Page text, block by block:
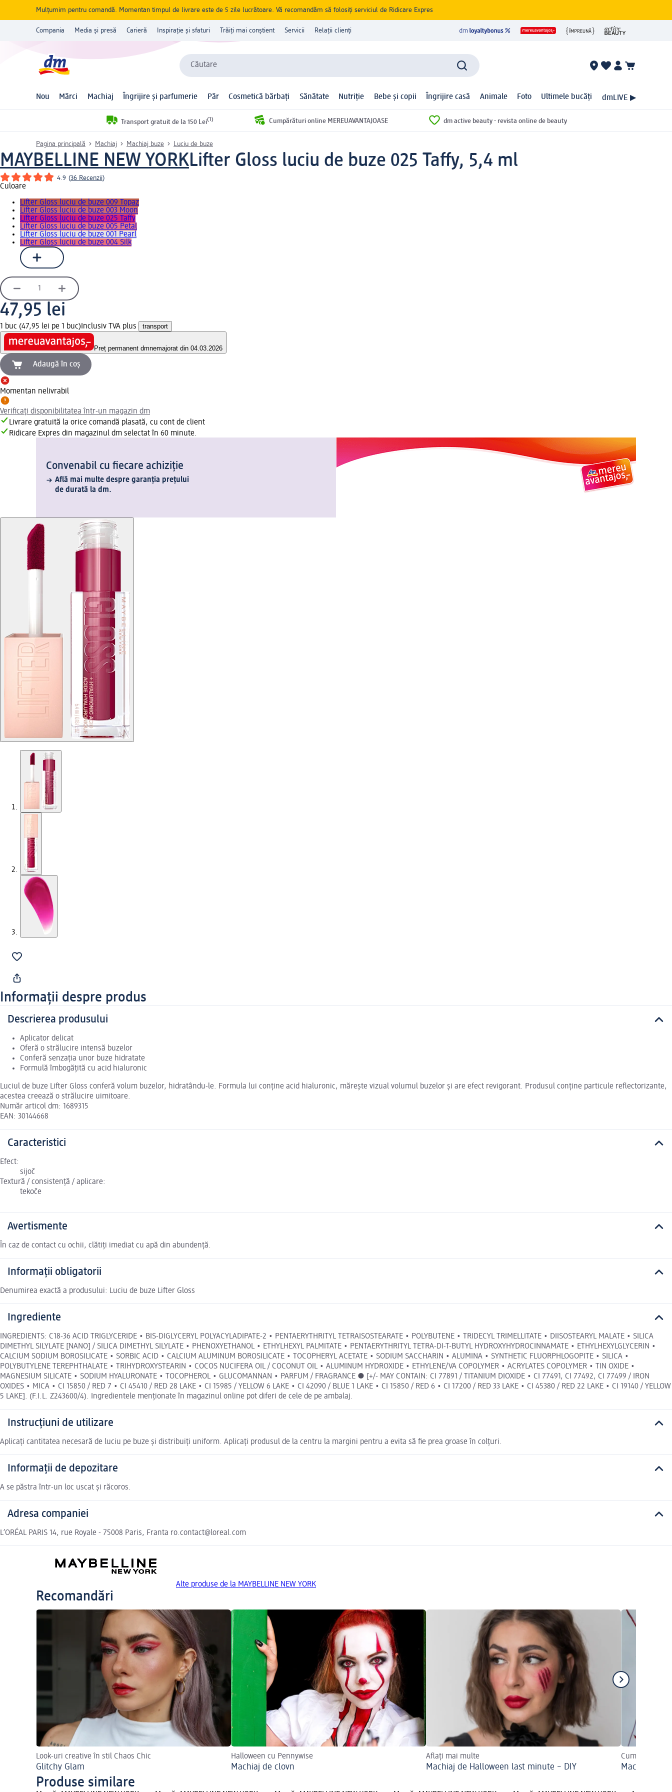
Mulțumim pentru comandă. Momentan timpul de livrare este de 5 zile lucrătoare. Vă recomandăm să folosiți serviciul de Ridicare Expres
Compania Media și presă Carieră Inspirație și sfaturi Trăiți mai conștient Servicii Relații clienți
Căutare
Nou Mărci Machiaj Îngrijire și parfumerie Păr Cosmetică bărbați Sănătate Nutriție Bebe și copii Îngrijire casă Animale Foto Ultimele bucăți dmLIVE ▶
Transport gratuit de la 150 Lei(1) Cumpărături online MEREUAVANTAJOASE dm active beauty - revista online de beauty
Pagina principală Machiaj Machiaj buze Luciu de buze
MAYBELLINE NEW YORKLifter Gloss luciu de buze 025 Taffy, 5,4 ml
4.9 (36 Recenzii)
Culoare
Lifter Gloss luciu de buze 009 Topaz
Lifter Gloss luciu de buze 003 Moon
Lifter Gloss luciu de buze 025 Taffy
Lifter Gloss luciu de buze 005 Petal
Lifter Gloss luciu de buze 001 Pearl
Lifter Gloss luciu de buze 004 Silk
47,95 lei
1 buc (47,95 lei pe 1 buc) Inclusiv TVA plus transport
Preț permanent dmnemajorat din 04.03.2026
Adaugă în coș
Momentan nelivrabil
Verificați disponibilitatea într-un magazin dm
Livrare gratuită la orice comandă plasată, cu cont de client
Ridicare Expres din magazinul dm selectat în 60 minute.
Convenabil cu fiecare achiziție
Află mai multe despre garanția prețului
de durată la dm.
Informații despre produs
Descrierea produsului
Aplicator delicat
Oferă o strălucire intensă buzelor
Conferă senzația unor buze hidratate
Formulă îmbogățită cu acid hialuronic
Luciul de buze Lifter Gloss conferă volum buzelor, hidratându-le. Formula lui conține acid hialuronic, mărește vizual volumul buzelor și are efect revigorant. Produsul conține particule reflectorizante,
acestea creează o strălucire uimitoare.
Număr articol dm: 1689315
EAN: 30144668
Caracteristici
Efect:
sijoč
Textură / consistență / aplicare:
tekoče
Avertismente
În caz de contact cu ochii, clătiți imediat cu apă din abundență.
Informații obligatorii
Denumirea exactă a produsului: Luciu de buze Lifter Gloss
Ingrediente
INGREDIENTS: C18-36 ACID TRIGLYCERIDE • BIS-DIGLYCERYL POLYACYLADIPATE-2 • PENTAERYTHRITYL TETRAISOSTEARATE • POLYBUTENE • TRIDECYL TRIMELLITATE • DIISOSTEARYL MALATE • SILICA
DIMETHYL SILYLATE [NANO] / SILICA DIMETHYL SILYLATE • PHENOXYETHANOL • ETHYLHEXYL PALMITATE • PENTAERYTHRITYL TETRA-DI-T-BUTYL HYDROXYHYDROCINNAMATE • ETHYLHEXYLGLYCERIN •
CALCIUM SODIUM BOROSILICATE • SORBIC ACID • CALCIUM ALUMINUM BOROSILICATE • TOCOPHERYL ACETATE • SODIUM SACCHARIN • ALUMINA • SYNTHETIC FLUORPHLOGOPITE • SILICA •
POLYBUTYLENE TEREPHTHALATE • TRIHYDROXYSTEARIN • COCOS NUCIFERA OIL / COCONUT OIL • ALUMINUM HYDROXIDE • ETHYLENE/VA COPOLYMER • ACRYLATES COPOLYMER • TIN OXIDE •
MAGNESIUM SILICATE • SODIUM HYALURONATE • TOCOPHEROL • GLUCOMANNAN • PARFUM / FRAGRANCE ● [+/- MAY CONTAIN: CI 77891 / TITANIUM DIOXIDE • CI 77491, CI 77492, CI 77499 / IRON
OXIDES • MICA • CI 15850 / RED 7 • CI 45410 / RED 28 LAKE • CI 15985 / YELLOW 6 LAKE • CI 42090 / BLUE 1 LAKE • CI 15850 / RED 6 • CI 17200 / RED 33 LAKE • CI 45380 / RED 22 LAKE • CI 19140 / YELLOW
5 LAKE]. (F.I.L. Z243600/4). Ingredientele menționate în magazinul online pot diferi de cele de pe ambalaj.
Instrucțiuni de utilizare
Aplicați cantitatea necesară de luciu pe buze și distribuiți uniform. Aplicați produsul de la centru la margini pentru a evita să fie prea groase în colțuri.
Informații de depozitare
A se păstra într-un loc uscat și răcoros.
Adresa companiei
L’ORÉAL PARIS 14, rue Royale - 75008 Paris, Franta ro.contact@loreal.com
Alte produse de la MAYBELLINE NEW YORK
Recomandări
Look-uri creative în stil Chaos Chic
Glitchy Glam
Halloween cu Pennywise
Machiaj de clovn
Aflați mai multe
Machiaj de Halloween last minute – DIY
Cum îl puteți
Machiajul
Produse similare